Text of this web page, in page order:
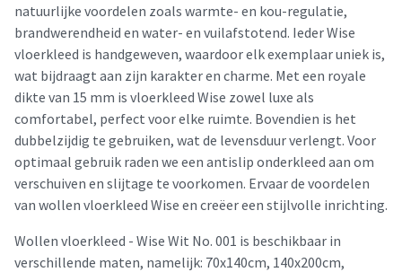
natuurlijke voordelen zoals warmte- en kou-regulatie,
brandwerendheid en water- en vuilafstotend. Ieder Wise
vloerkleed is handgeweven, waardoor elk exemplaar uniek is,
wat bijdraagt aan zijn karakter en charme. Met een royale
dikte van 15 mm is vloerkleed Wise zowel luxe als
comfortabel, perfect voor elke ruimte. Bovendien is het
dubbelzijdig te gebruiken, wat de levensduur verlengt. Voor
optimaal gebruik raden we een antislip onderkleed aan om
verschuiven en slijtage te voorkomen. Ervaar de voordelen
van wollen vloerkleed Wise en creëer een stijlvolle inrichting.
Wollen vloerkleed - Wise Wit No. 001 is beschikbaar in
verschillende maten, namelijk: 70x140cm, 140x200cm,